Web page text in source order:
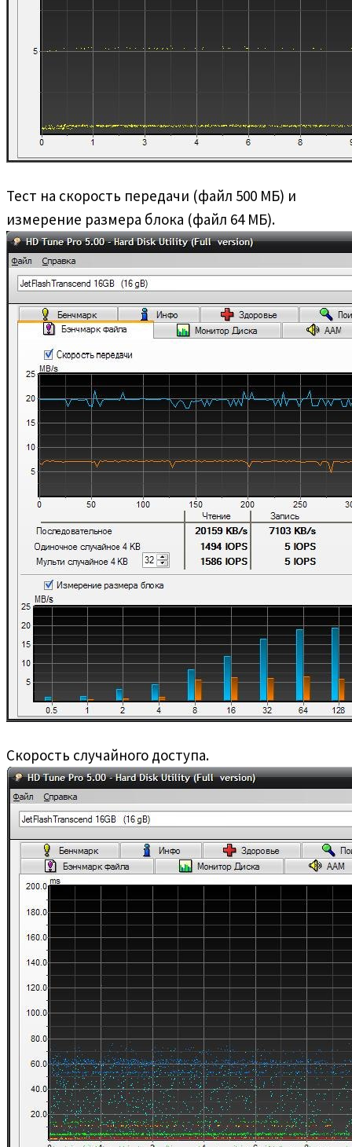
Тест на скорость передачи (файл 500 МБ) и
измерение размера блока (файл 64 МБ).
Скорость случайного доступа.